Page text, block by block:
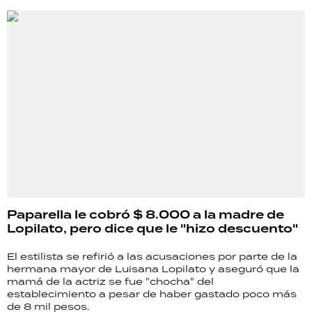
Paparella le cobró $ 8.000 a la madre de
Lopilato, pero dice que le "hizo descuento"
El estilista se refirió a las acusaciones por parte de la
hermana mayor de Luisana Lopilato y aseguró que la
mamá de la actriz se fue "chocha" del
establecimiento a pesar de haber gastado poco más
de 8 mil pesos.